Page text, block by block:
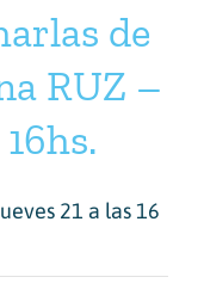
de
RUZ –
21 a las 16